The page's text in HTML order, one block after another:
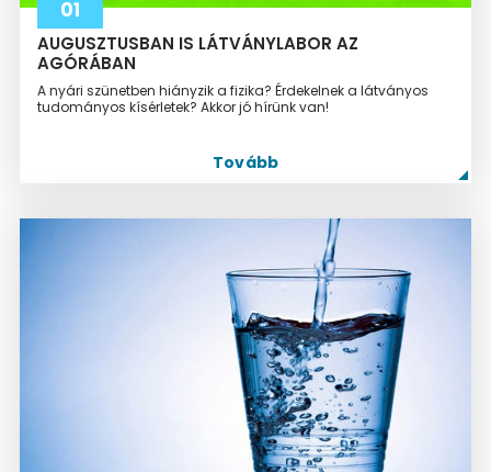
01
AUGUSZTUSBAN IS LÁTVÁNYLABOR AZ
AGÓRÁBAN
A nyári szünetben hiányzik a fizika? Érdekelnek a látványos
tudományos kísérletek? Akkor jó hírünk van!
Tovább